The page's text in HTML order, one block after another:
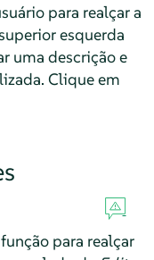
para realçar a
esquerda
uma descrição e
Clique em
para realçar